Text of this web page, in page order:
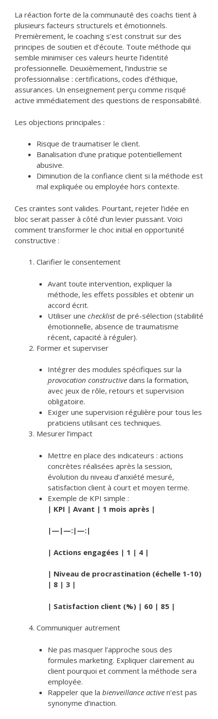
La réaction forte de la communauté des coachs tient à
plusieurs facteurs structurels et émotionnels.
Premièrement, le coaching s’est construit sur des
principes de soutien et d’écoute. Toute méthode qui
semble minimiser ces valeurs heurte l’identité
professionnelle. Deuxièmement, l’industrie se
professionnalise : certifications, codes d’éthique,
assurances. Un enseignement perçu comme risqué
active immédiatement des questions de responsabilité.
Les objections principales :
Risque de traumatiser le client.
Banalisation d’une pratique potentiellement
abusive.
Diminution de la confiance client si la méthode est
mal expliquée ou employée hors contexte.
Ces craintes sont valides. Pourtant, rejeter l’idée en
bloc serait passer à côté d’un levier puissant. Voici
comment transformer le choc initial en opportunité
constructive :
Clarifier le consentement
Avant toute intervention, expliquer la
méthode, les effets possibles et obtenir un
accord écrit.
Utiliser une checklistde pré-sélection (stabilité
émotionnelle, absence de traumatisme
récent, capacité à réguler).
Former et superviser
Intégrer des modules spécifiques sur la
provocation constructivedans la formation,
avec jeux de rôle, retours et supervision
obligatoire.
Exiger une supervision régulière pour tous les
praticiens utilisant ces techniques.
Mesurer l’impact
Mettre en place des indicateurs : actions
concrètes réalisées après la session,
évolution du niveau d’anxiété mesuré,
satisfaction client à court et moyen terme.
Exemple de KPI simple :
| KPI | Avant | 1 mois après |
|—|—:|—:|
| Actions engagées | 1 | 4 |
| Niveau de procrastination (échelle 1-10)
| 8 | 3 |
| Satisfaction client (%) | 60 | 85 |
Communiquer autrement
Ne pas masquer l’approche sous des
formules marketing. Expliquer clairement au
client pourquoi et comment la méthode sera
employée.
Rappeler que la bienveillance activen’est pas
synonyme d’inaction.